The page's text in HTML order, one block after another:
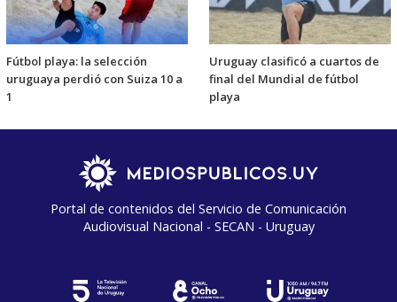
Fútbol playa: la selección
uruguaya perdió con Suiza 10 a
1
Uruguay clasificó a cuartos de
final del Mundial de fútbol
playa
Portal de contenidos del Servicio de Comunicación
Audiovisual Nacional - SECAN - Uruguay